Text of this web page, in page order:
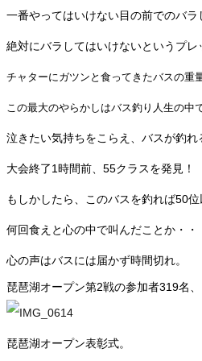
一番やってはいけない目の前でのバラ
絶対にバラしてはいけないというプレ
チャターにガツンと食ってきたバスの重
この最大のやらかしはバス釣り人生の中
泣きたい気持ちをこらえ、バスが釣れ
大会終了1時間前、55クラスを発見！
もしかしたら、このバスを釣れば50位
何回食えと心の中で叫んだことか・・
心の声はバスには届かず時間切れ。
琵琶湖オープン第2戦の参加者319名、
琵琶湖オープン表彰式。